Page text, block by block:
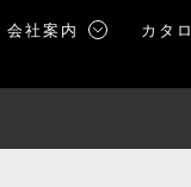
会社案内
カタ